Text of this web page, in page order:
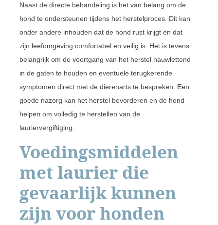
Naast de directe behandeling is het van belang om de
hond te ondersteunen tijdens het herstelproces. Dit kan
onder andere inhouden dat de hond rust krijgt en dat
zijn leefomgeving comfortabel en veilig is. Het is tevens
belangrijk om de voortgang van het herstel nauwlettend
in de gaten te houden en eventuele terugkerende
symptomen direct met de dierenarts te bespreken. Een
goede nazorg kan het herstel bevorderen en de hond
helpen om volledig te herstellen van de
lauriervergiftiging.
Voedingsmiddelen
met laurier die
gevaarlijk kunnen
zijn voor honden